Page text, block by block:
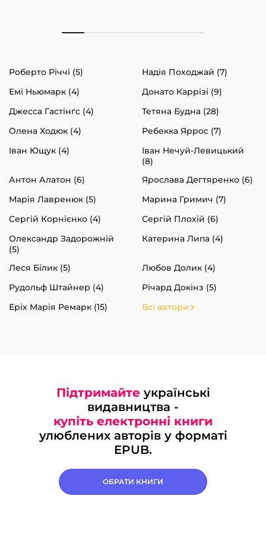
посади в професійних психіатричних організаціях та
Роберто Річчі (5)
Надія Походжай (7)
Емі Ньюмарк (4)
Донато Каррізі (9)
Джесса Гастінґс (4)
Тетяна Будна (28)
Олена Ходюк (4)
Ребекка Яррос (7)
Іван Ющук (4)
Іван Нечуй-Левицький
(8)
Антон Алатон (6)
Ярослава Дегтяренко (6)
Марія Лавренюк (5)
Марина Гримич (7)
Сергій Корнієнко (4)
Сергій Плохій (6)
Олександр Задорожній
(5)
Катерина Липа (4)
Леся Білик (5)
Любов Долик (4)
Рудольф Штайнер (4)
Річард Докінз (5)
Еріх Марія Ремарк (15)
Всі автори
Підтримайте українські
видавництва -
купіть електронні книги
улюблених авторів у форматі
EPUB.
ОБРАТИ КНИГИ